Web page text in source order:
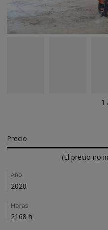
1
Precio
(El precio no
Details
Año
2020
Horas
2168 h